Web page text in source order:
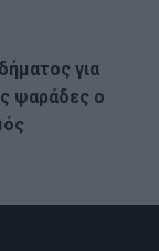
για
ψαράδες ο